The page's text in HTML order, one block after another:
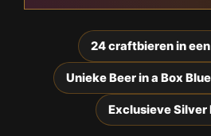
24 craftbieren in
Unieke Beer in a Box
Exclusieve Silver